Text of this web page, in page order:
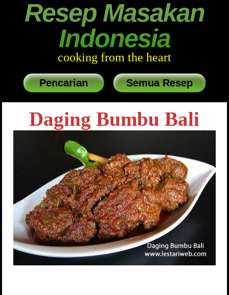
Resep Masakan
Indonesia
cooking from the heart
Pencarian Semua Resep
Daging Bumbu Bali